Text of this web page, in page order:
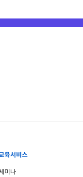
육서비스
미나